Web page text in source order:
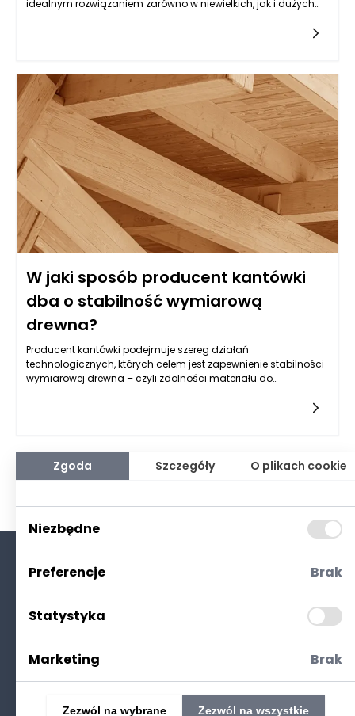
idealnym rozwiązaniem zarówno w niewielkich, jak i dużych
kuchenne można z łatwością dostosować do specyfiki
pomieszczenia, co pozwala maksymalnie wykorzystać
dostępną powierzchnię. Osoby, które mają małe kuchnie,
mogą stworzyć ergonomiczne rozwiązania, umieszczając
szafki w narożnikach czy wykorzystując przestrzeń nad blatem
roboczym, zaś właściciele większych kuchni mogą
zdecydować się na rozbudowane zestawy, które podzielą
przestrzeń na strefy. Dzięki tym zaletom funkcjonalność kuchni
zostaje znacznie podniesiona, a codzienne gotowanie oraz
wspólne posiłki stają się bardziej komfortowe.
W jaki sposób producent kantówki
dba o stabilność wymiarową
drewna?
Producent kantówki podejmuje szereg działań
technologicznych, których celem jest zapewnienie stabilności
wymiarowej drewna – czyli zdolności materiału do
szczególnie istotna w branżach takich jak budownictwo,
stolarstwo czy produkcja okien i drzwi, gdzie precyzja
wymiarowa jest kluczowa. Producent kantówki osiąga ten
doborowi surowca oraz zastosowaniu precyzyjnych technik
obróbki. Istotne znaczenie ma również kontrola parametrów w
trakcie całego procesu produkcyjnego, od przyjęcia drewna
przygotowanie materiału to dla producenta kantówki nie tylko
kwestia jakości, ale także renomy i zaufania klientów.
Polityka prywatności
Zgoda Szczegóły O plikach cookie
Niezbędne
Preferencje Brak
Statystyka
Marketing Brak
Zezwól na wybrane Zezwól na wszystkie